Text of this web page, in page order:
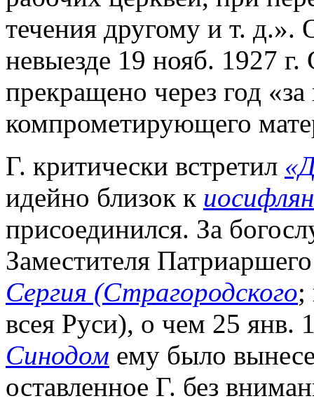
течения другому и т.
невыезде 19 нояб. 1927
прекращено через год
компрометирующего
Г. критически встретил
идейно близок к
присоединился. За
Заместителя
Сергия (Страгородского;
всея Руси), о чем 25 янв.
Синодом ему было
оставленное Г. без